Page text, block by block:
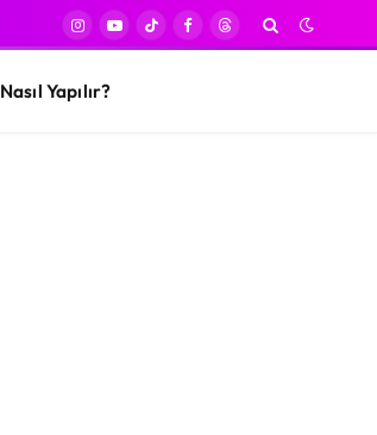
Instagram
YouTube
TikTokFacebook
Threads
Nasıl Yapılır?